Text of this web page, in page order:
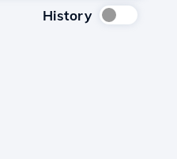
History